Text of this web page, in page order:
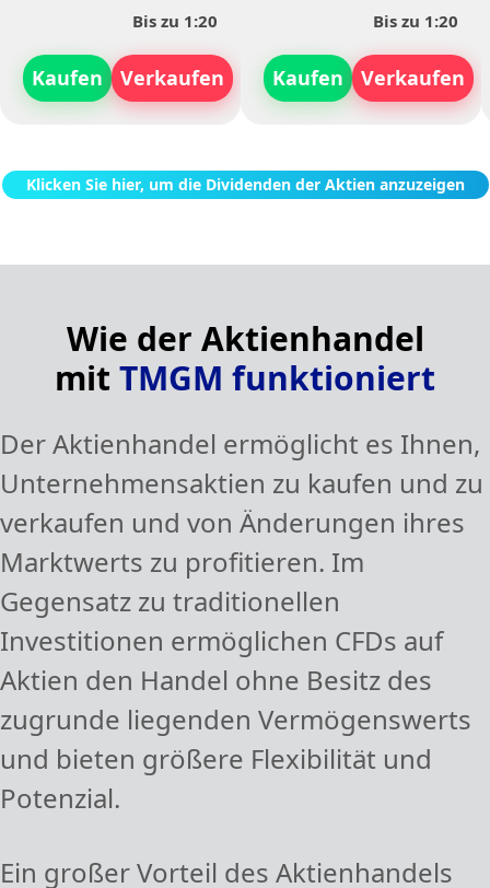
Bis zu 1:20
Kaufen Verkaufen
Bis zu 1:20
Kaufen Verkaufen
Klicken Sie hier, um die Dividenden der Aktien anzuzeigen
Wie der Aktienhandel
mit TMGM funktioniert
Der Aktienhandel ermöglicht es Ihnen,
Unternehmensaktien zu kaufen und zu
verkaufen und von Änderungen ihres
Marktwerts zu profitieren. Im
Gegensatz zu traditionellen
Investitionen ermöglichen CFDs auf
Aktien den Handel ohne Besitz des
zugrunde liegenden Vermögenswerts
und bieten größere Flexibilität und
Potenzial.
Ein großer Vorteil des Aktienhandels